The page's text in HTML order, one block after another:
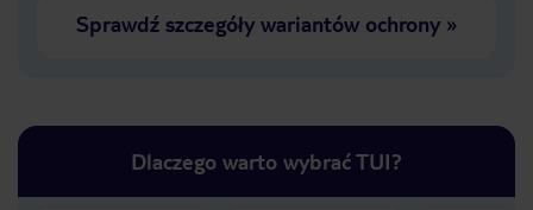
Sprawdź szczegóły wariantów ochrony»
Dlaczego warto wybrać TUI?